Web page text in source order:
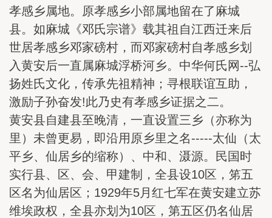
孝感乡属地。原孝感乡小部属地留在了麻城
县。如麻城《邓氏宗谱》载其祖自江西迁来后
世居孝感乡邓家磅村，而邓家磅村自孝感乡划
入黄安后一直属麻城浮桥河乡。中华何氏网--弘
扬姓氏文化，传承先祖精神；寻根联谊互助，
激励子孙奋发!此乃史有孝感乡证据之二。
黄安县自建县至晚清，一直设置三乡（亦称为
里）未曾更易，即沿用原乡里之名-----太仙（太
平乡、仙居乡的缩称）、中和、滠源。民国时
实行县、区、会、甲建制，全县设10区，笫五
区名为仙居区；1929年5月红七军在黄安建立苏
维埃政权，全县亦划为10区，第五区仍名仙居